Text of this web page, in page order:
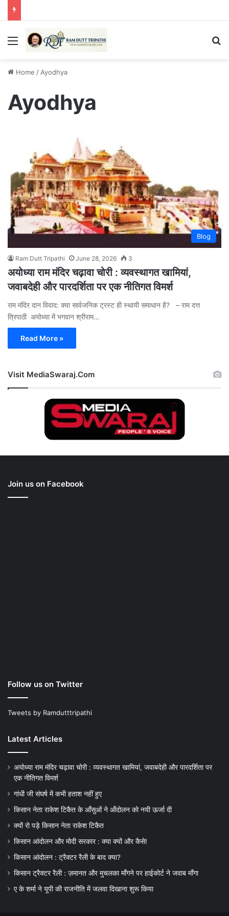
Menu
Home /Ayodhya
Ayodhya
Blog
Ram Dutt Tripathi June 28, 2026 3
अयोध्या राम मंदिर चढ़ावा चोरी : व्यवस्थागत खामियां,
जवाबदेही और पारदर्शिता पर एक नीतिगत विमर्श
राम मंदिर दान विवाद: क्या सार्वजनिक ट्रस्ट ही स्थायी समाधान है? – राम दत्त
त्रिपाठी अयोध्या में भगवान श्रीराम…
Read More »
Visit MediaSwaraj.Com
Join us on Facebook
Follow us on Twitter
Tweets by Ramdutttripathi
Latest Articles
अयोध्या राम मंदिर चढ़ावा चोरी : व्यवस्थागत खामियां, जवाबदेही और पारदर्शिता पर
एक नीतिगत विमर्श
गांधी जी संघर्ष में कभी हताश नहीं हुए
किसान नेता राकेश टिकैत के आँसुओं ने ऑंदोलन को नयी ऊर्जा दी
क्यों रो पड़े किसान नेता राकेश टिकैत
किसान आंदोलन और मोदी सरकार : क्या क्यों और कैसे!
किसान आंदोलन : ट्रैक्टर रैली के बाद क्या?
किसान ट्रैक्टर रैली : ज़मानत और मुचलका माँगने पर हाईकोर्ट ने जवाब माँगा
ए के शर्मा ने यूपी की राजनीति में जलवा दिखाना शुरू किया